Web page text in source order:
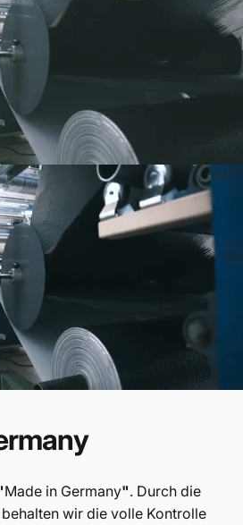
Made in Germany". Durch die
wir die volle Kontrolle